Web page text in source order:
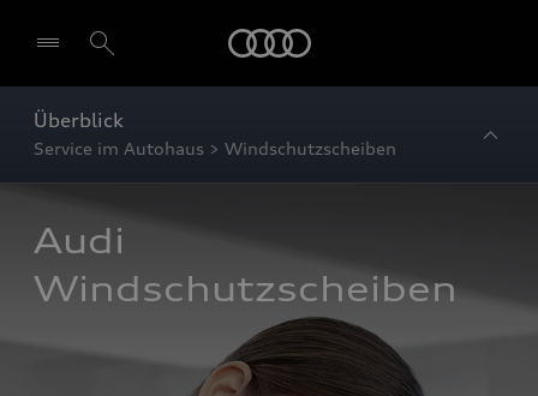
Überblick
Service im Autohaus > Windschutzscheiben
Audi
Windschutzscheiben